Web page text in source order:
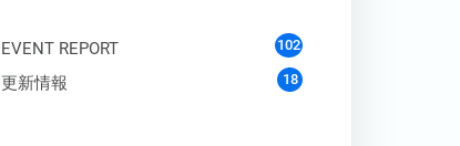
EVENT REPORT 102
更新情報 18